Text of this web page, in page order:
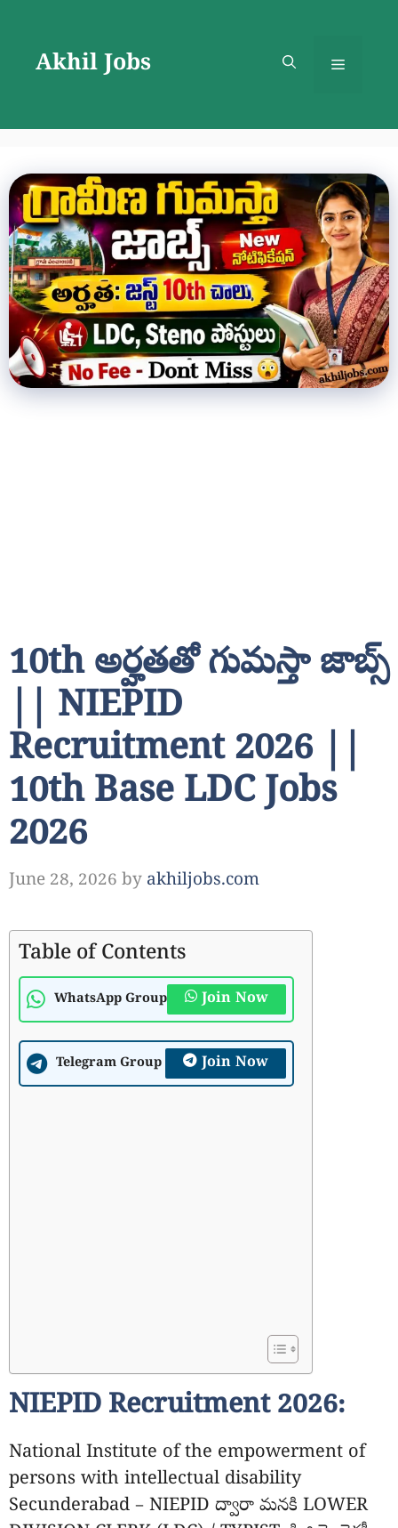
contentAkhil Jobs Menu
10th అర్హతతో గుమస్తా జాబ్స్
|| NIEPID
Recruitment 2026 ||
10th Base LDC Jobs
2026
June 28, 2026 by akhiljobs.com
Table of Contents
WhatsApp Group Join Now
Telegram Group Join Now
NIEPID Recruitment 2026:
National Institute of the empowerment of
persons with intellectual disability
Secunderabad – NIEPID ద్వారా మనకి LOWER